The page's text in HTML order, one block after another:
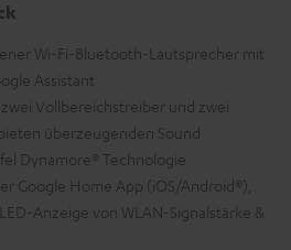
Wi-Fi-Bluetooth-Lautsprecher mit
Assistant
Vollbereichstreiber und zwei
überzeugenden Sound
Dynamore® Technologie
Google Home App (iOS/Android®),
Anzeige von WLAN-Signalstärke &